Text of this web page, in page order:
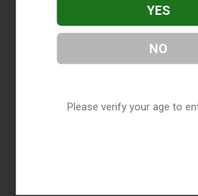
Wealthsimpleの新しい予測市場ア
YES
NO
Please verify your age to